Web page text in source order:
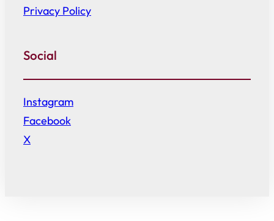
Privacy Policy
Social
Instagram
Facebook
X